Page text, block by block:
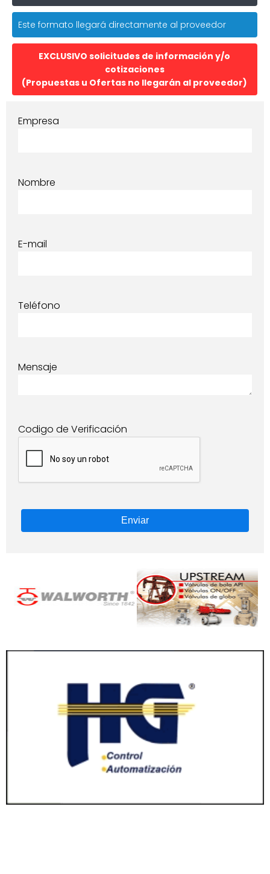
Este formato llegará directamente al proveedor
EXCLUSIVO solicitudes de información y/o
cotizaciones
(Propuestas u Ofertas no llegarán al proveedor)
Empresa
Nombre
E-mail
Teléfono
Mensaje
Codigo de Verificación
Enviar